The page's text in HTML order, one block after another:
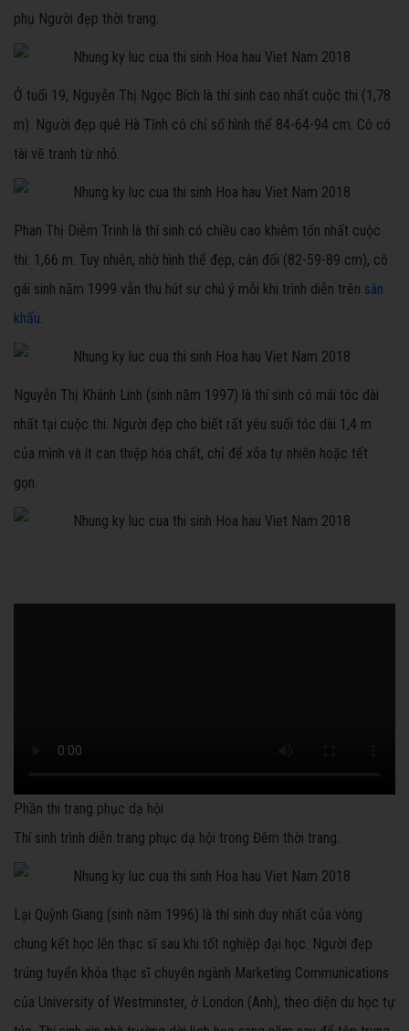
phụ Người đẹp thời trang.
Ở tuổi 19, Nguyễn Thị Ngọc Bích là thí sinh cao nhất cuộc thi (1,78
m). Người đẹp quê Hà Tĩnh có chỉ số hình thể 84-64-94 cm. Cô có
tài vẽ tranh từ nhỏ.
Phan Thị Diễm Trinh là thí sinh có chiều cao khiêm tốn nhất cuộc
thi: 1,66 m. Tuy nhiên, nhờ hình thể đẹp, cân đối (82-59-89 cm), cô
gái sinh năm 1999 vẫn thu hút sự chú ý mỗi khi trình diễn trên sân
khấu.
Nguyễn Thị Khánh Linh (sinh năm 1997) là thí sinh có mái tóc dài
nhất tại cuộc thi. Người đẹp cho biết rất yêu suối tóc dài 1,4 m
của mình và ít can thiệp hóa chất, chỉ để xõa tự nhiên hoặc tết
gọn.
Phần thi trang phục dạ hội
Thí sinh trình diễn trang phục dạ hội trong Đêm thời trang.
Lại Quỳnh Giang (sinh năm 1996) là thí sinh duy nhất của vòng
chung kết học lên thạc sĩ sau khi tốt nghiệp đại học. Người đẹp
trúng tuyển khóa thạc sĩ chuyên ngành Marketing Communications
của University of Westminster, ở London (Anh), theo diện du học tự